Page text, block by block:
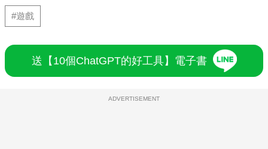
#遊戲
送【10個ChatGPT的好工具】電子書
ADVERTISEMENT